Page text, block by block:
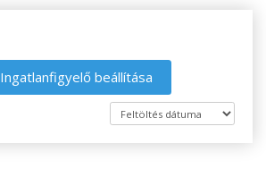
Ingatlanfigyelő beállítása